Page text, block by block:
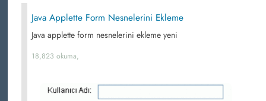
Java Applette Form Nesnelerini Ekleme
Java applette form nesnelerini ekleme yeni
18,823 okuma,